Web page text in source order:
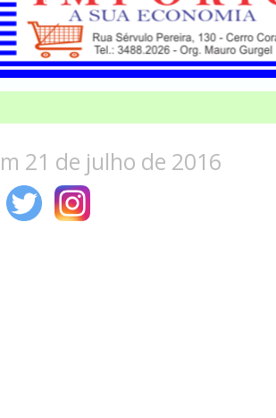
21 de julho de 2016